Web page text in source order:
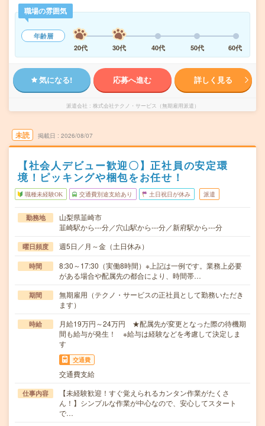
職場の雰囲気
年齢層
20代
30代 40代 50代 60代
気になる! 応募へ進む 詳しく見る
派遣会社 株式会社テクノ・サービス（無期雇用派遣）
未読 掲載日 2026/08/07
【社会人デビュー歓迎〇】正社員の安定環
境！ピッキングや梱包をお任せ！
職種未経験OK 交通費別途支給あり 土日祝日が休み 派遣
勤務地
山梨県韮崎市
韮崎駅から---分／穴山駅から---分／新府駅から---分
曜日頻度 週5日／月～金（土日休み）
時間
8:30～17:30（実働8時間）※上記は一例です。業務上必要
がある場合や配属先の都合により、時間帯…
期間
無期雇用（テクノ・サービスの正社員として勤務いただき
ます）
時給
月給19万円～24万円 ★配属先が変更となった際の待機期
間も給与が発生！ ※給与は経験などを考慮して決定しま
す
交通費
交通費支給
仕事内容
【未経験歓迎！すぐ覚えられるカンタン作業がたくさ
ん！】シンプルな作業が中心なので、安心してスタート
で…